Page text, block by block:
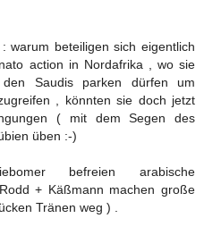
warum beteiligen sich eigentlich
action in Nordafrika , wo sie
Saudis parken dürfen um
, könnten sie doch jetzt
( mit dem Segen des
üben :-)
befreien arabische
+ Käßmann machen große
Tränen weg ) .